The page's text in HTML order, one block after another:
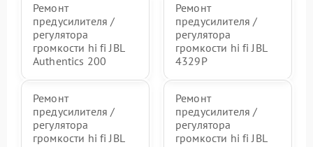
Ремонт
предусилителя /
регулятора
громкости hi fi JBL
Authentics 200
Ремонт
предусилителя /
регулятора
громкости hi fi JBL
4329P
Ремонт
предусилителя /
регулятора
громкости hi fi JBL
Ремонт
предусилителя /
регулятора
громкости hi fi JBL